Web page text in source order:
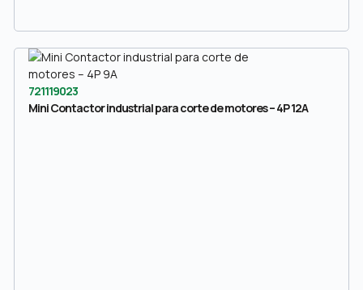
721119023
Mini Contactor industrial para corte de motores – 4P 12A